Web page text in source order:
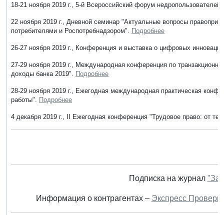
18-21 ноября 2019 г., 5-й Всероссийский форум недропользователей.
22 ноября 2019 г., Дневной семинар "Актуальные вопросы
потребителями и Роспотребнадзором". Подробнее
26-27 ноября 2019 г., Конференция и выставка о цифровых
27-29 ноября 2019 г., Международная конференция по
доходы банка 2019". Подробнее
28-29 ноября 2019 г., Ежегодная международная практическая
работы". Подробнее
4 декабря 2019 г., II Ежегодная конференция "Трудовое право: от
Подписка на журнал
Информация о контрагентах – Экспресс